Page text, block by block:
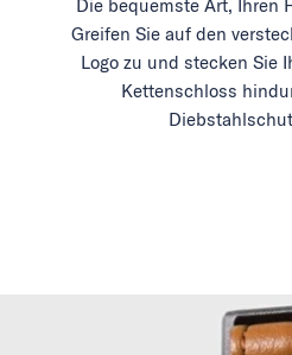
Die bequemste Art, Ihren
Greifen Sie auf den
Logo zu und stecken Sie
Kettenschloss